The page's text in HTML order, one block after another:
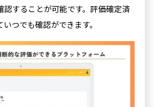
認することが可能です。評価確定済
つでも確認ができます。